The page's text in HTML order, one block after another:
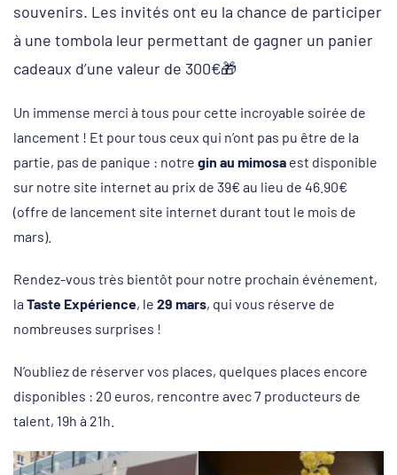
souvenirs. Les invités ont eu la chance de participer
à une tombola leur permettant de gagner un panier
cadeaux d’une valeur de 300€🎁
Un immense merci à tous pour cette incroyable soirée de
lancement ! Et pour tous ceux qui n’ont pas pu être de la
partie, pas de panique : notre gin au mimosa est disponible
sur notre site internet au prix de 39€ au lieu de 46.90€
(offre de lancement site internet durant tout le mois de
mars).
Rendez-vous très bientôt pour notre prochain événement,
la Taste Expérience, le 29 mars, qui vous réserve de
nombreuses surprises !
N’oubliez de réserver vos places, quelques places encore
disponibles : 20 euros, rencontre avec 7 producteurs de
talent, 19h à 21h.